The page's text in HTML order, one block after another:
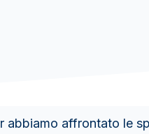
abbiamo affrontato le